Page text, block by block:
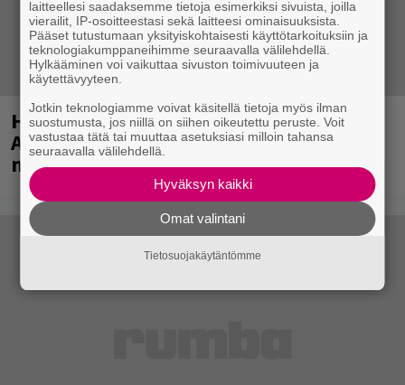
Huomenna se ilmestyy – CMX:stä tutun
A.W. Yrjänän uutuusalbumi om
mammuttimainen kokonaisuus
laitteellesi saadaksemme tietoja esimerkiksi sivuista, joilla
vierailit, IP-osoitteestasi sekä laitteesi ominaisuuksista.
Pääset tutustumaan yksityiskohtaisesti käyttötarkoituksiin ja
teknologiakumppaneihimme seuraavalla välilehdellä.
Hylkääminen voi vaikuttaa sivuston toimivuuteen ja
käytettävyyteen.
Jotkin teknologiamme voivat käsitellä tietoja myös ilman
suostumusta, jos niillä on siihen oikeutettu peruste. Voit
vastustaa tätä tai muuttaa asetuksiasi milloin tahansa
seuraavalla välilehdellä.
Hyväksyn kaikki
Omat valintani
Tietosuojakäytäntömme